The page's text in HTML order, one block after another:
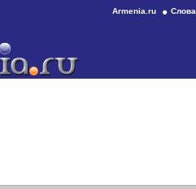
Armenia.ru